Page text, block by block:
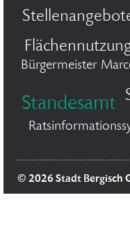
Bürgermeister
Standesamt
© 2026 Stadt Bergisch